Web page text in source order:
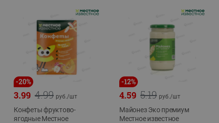
-20%
4.99
3.99 руб./шт
Конфеты фруктово-
ягодные Местное
-12%
5.19
4.59 руб./шт
Майонез Эко премиум
Местное известное